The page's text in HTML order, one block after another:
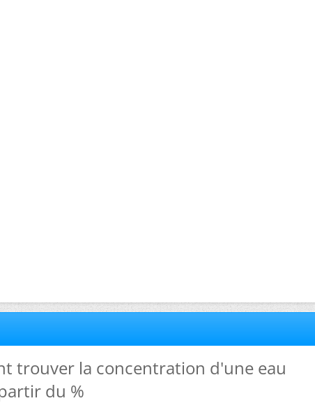
trouver la concentration d'une eau
du %